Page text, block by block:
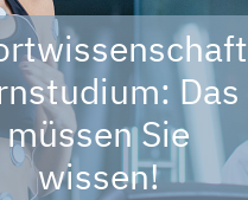
Das
müssen Sie
wissen!